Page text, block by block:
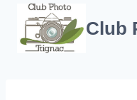
contenu
Club